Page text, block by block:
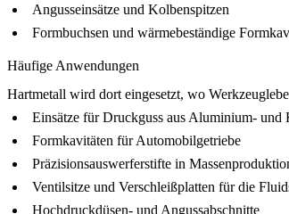
Angusseinsätze und Kolbenspitzen
Formbuchsen und wärmebeständige
Häufige Anwendungen
Hartmetall wird dort eingesetzt, wo
Einsätze für Druckguss aus Aluminium- und
Formkavitäten für Automobilgetriebe
Präzisionsauswerferstifte in
Ventilsitze und Verschleißplatten für die
Hochdruckdüsen- und Angussabschnitte